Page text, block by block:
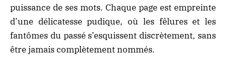
puissance de ses mots. Chaque page est empreinte
d’une délicatesse pudique, où les fêlures et les
fantômes du passé s’esquissent discrètement, sans
être jamais complètement nommés.